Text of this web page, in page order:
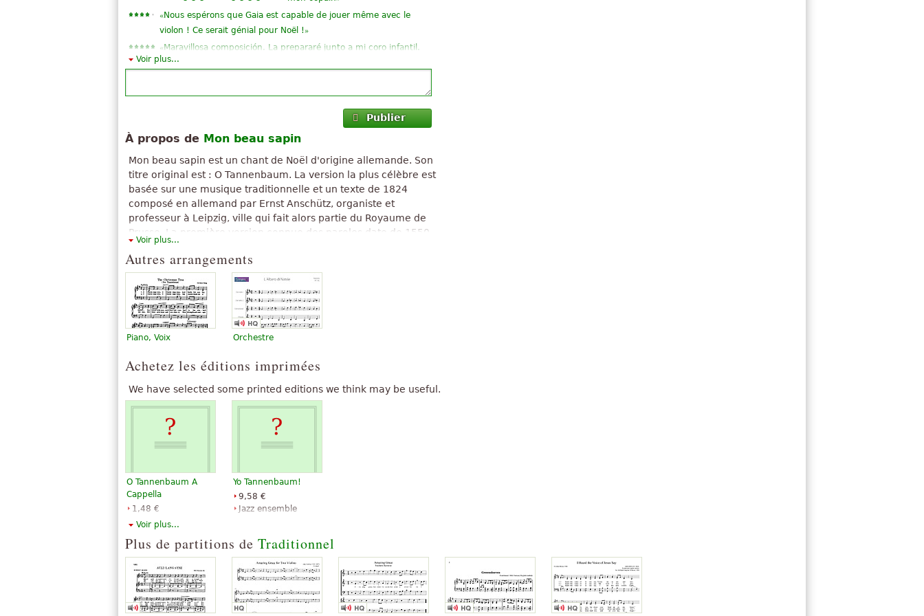
«Nous espérons que Gaia est capable de jouer même avec le
violon ! Ce serait génial pour Noël !»
«Maravillosa composición. La prepararé junto a mi coro infantil.
Gracias por compartir.
«Je vous remercie, selon les dates, très facile à trouver»
»
«
«niks skd kdsj dfj dfkj kdfjk djf dkjfhg gf ffk llf »
Merci m’a aidé en trop. Félicitations !!!
Tout voir (13)
Voir plus...
Publier
À propos de Mon beau sapin
Mon beau sapin est un chant de Noël d'origine allemande. Son
titre original est : O Tannenbaum. La version la plus célèbre est
basée sur une musique traditionnelle et un texte de 1824
composé en allemand par Ernst Anschütz, organiste et
professeur à Leipzig, ville qui fait alors partie du Royaume de
Prusse. La première version connue des paroles date de 1550,
une autre version a été composée en 1615 par Melchior Franck.
Cette chanson a été traduite dans de nombreuses langues. La
musique est utilisée par le mouvement international de
travailleurs « The Red Flag » ; depuis 1939, elle est aussi
l'hymne officiel de l'État du Maryland aux États-Unis.
The above text from the Wikipedia article "Mon beau sapin
available under CC BY-SA 3.0.
Voir plus...
Autres arrangements
Piano, Voix Orchestre
Achetez les éditions imprimées
We have selected some printed editions we think may be useful.
O Tannenbaum A
Cappella
1,48 €
Mens choir,
G. Schirmer
Yo Tannenbaum!
9,58 €
Jazz ensemble
Voir plus...
Plus de partitions de Traditionnel